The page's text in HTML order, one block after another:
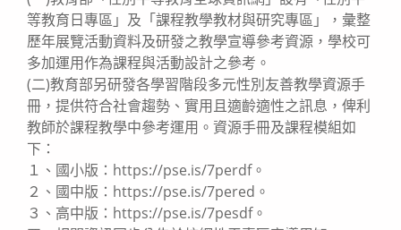
等教育日專區」及「課程教學教材與研究專區」，彙整
歷年展覽活動資料及研發之教學宣導參考資源，學校可
多加運用作為課程與活動設計之參考。
(二)教育部另研發各學習階段多元性別友善教學資源手
冊，提供符合社會趨勢、實用且適齡適性之訊息，俾利
教師於課程教學中參考運用。資源手冊及課程模組如
下：
１、國小版：https://pse.is/7perdf。
２、國中版：https://pse.is/7pered。
３、高中版：https://pse.is/7pesdf。